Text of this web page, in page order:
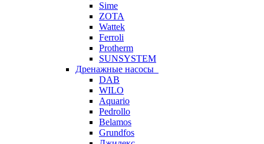
Sime
ZOTA
Wattek
Ferroli
Protherm
SUNSYSTEM
Дренажные насосы
DAB
WILO
Aquario
Pedrollo
Belamos
Grundfos